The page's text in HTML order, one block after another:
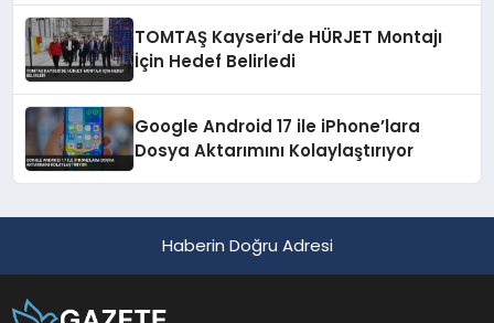
TOMTAŞ Kayseri’de HÜRJET Montajı
İçin Hedef Belirledi
Google Android 17 ile iPhone’lara
Dosya Aktarımını Kolaylaştırıyor
Haberin Doğru Adresi